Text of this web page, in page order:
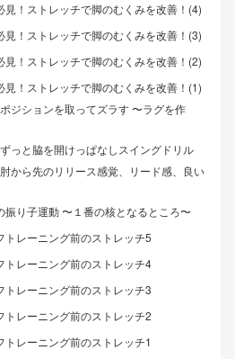
！ストレッチで脚のむくみを改善！(4)
！ストレッチで脚のむくみを改善！(3)
！ストレッチで脚のむくみを改善！(2)
！ストレッチで脚のむくみを改善！(1)
ジションを取ってズラす 〜ラグを作
っと脇を開けっぱなしスイングドリル
から先のリリース感覚、リード感、良い
り子運動 〜１番の核となるところ〜
レーニング前のストレッチ5
レーニング前のストレッチ4
レーニング前のストレッチ3
レーニング前のストレッチ2
レーニング前のストレッチ1